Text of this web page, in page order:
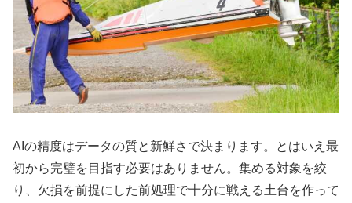
AIの精度はデータの質と新鮮さで決まります。とはいえ最
初から完璧を目指す必要はありません。集める対象を絞
り、欠損を前提にした前処理で十分に戦える土台を作って